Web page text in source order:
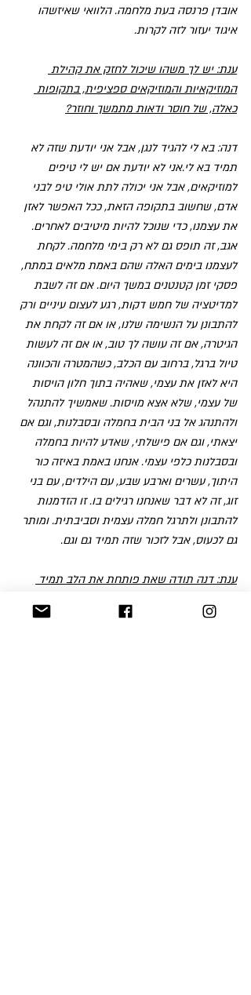
אובדן פרנסה בעת מלחמה. הלוואי שאיזשהו
איגוד יעזור לזה לקרות.
ענת: יש לך משהו שיכול לחזק את קהילת
המוזיקאיות והמוזיקאים ספציפית, בתקופות
כאלה, של חוסר ודאות מתמשך וחוזר?
דנה: בא לי להגיד לנגן, אבל אני יודעת שזה לא
תמיד בא לי.אני לא יודעת אם יש לי טיפים
למוזיקאים, אבל אני יכולה לתת אולי טיפ לבני
אדם, שחשוב בתקופה הזאת, ככל האפשר לאזן
את עצמנו, כדי שנוכל להיות מיטיבים לאחרים.
אגב, זה תופס גם לא רק בימי מלחמה. לקחת
לעצמנו בימים האלה שהם באמת מלאים במתח,
פסקי זמן קטנטנים במשך היום. אם זה לשבת
למדיטציה של חמש דקות, רגע לעצום עיניים ורק
להתבונן על הנשימה שלנו, או אם זה לקחת את
הגיטרה, אם זה עושה לך טוב, או אם זה לעשות
טיול ברגל, ברחוב עם הכלב, כשהמטרה והכוונה
היא לאזן את עצמי, שאהיה בתוך חלון הויסות
של עצמי, שלא אצא מויסות. שאמשיך להתנהל
ולהתנהג אל בני הבית בחמלה ובסבלנות, וגם אם
יצאתי, וגם אם פישלתי, שאדע להיות בחמלה
ובסבלנות כלפי עצמי. אנחנו באמת באיזה כור
היתוך, עשרים וארבע שבע, עם הילדים, עם בני
זוג, זה לא דבר שאנחנו רגילים בו. זו הזדמנות
להתבונן ולתרגל חמלה עצמית וסביבתית. ומותר
גם לכעוס, אבל לזכור שזה תמיד גם וגם.
ענת: דנה תודה שאת פותחת את הלב תמיד
דנה: אמן, אמן, אמן, אמן, אמן, ושניפגש בהופעה.